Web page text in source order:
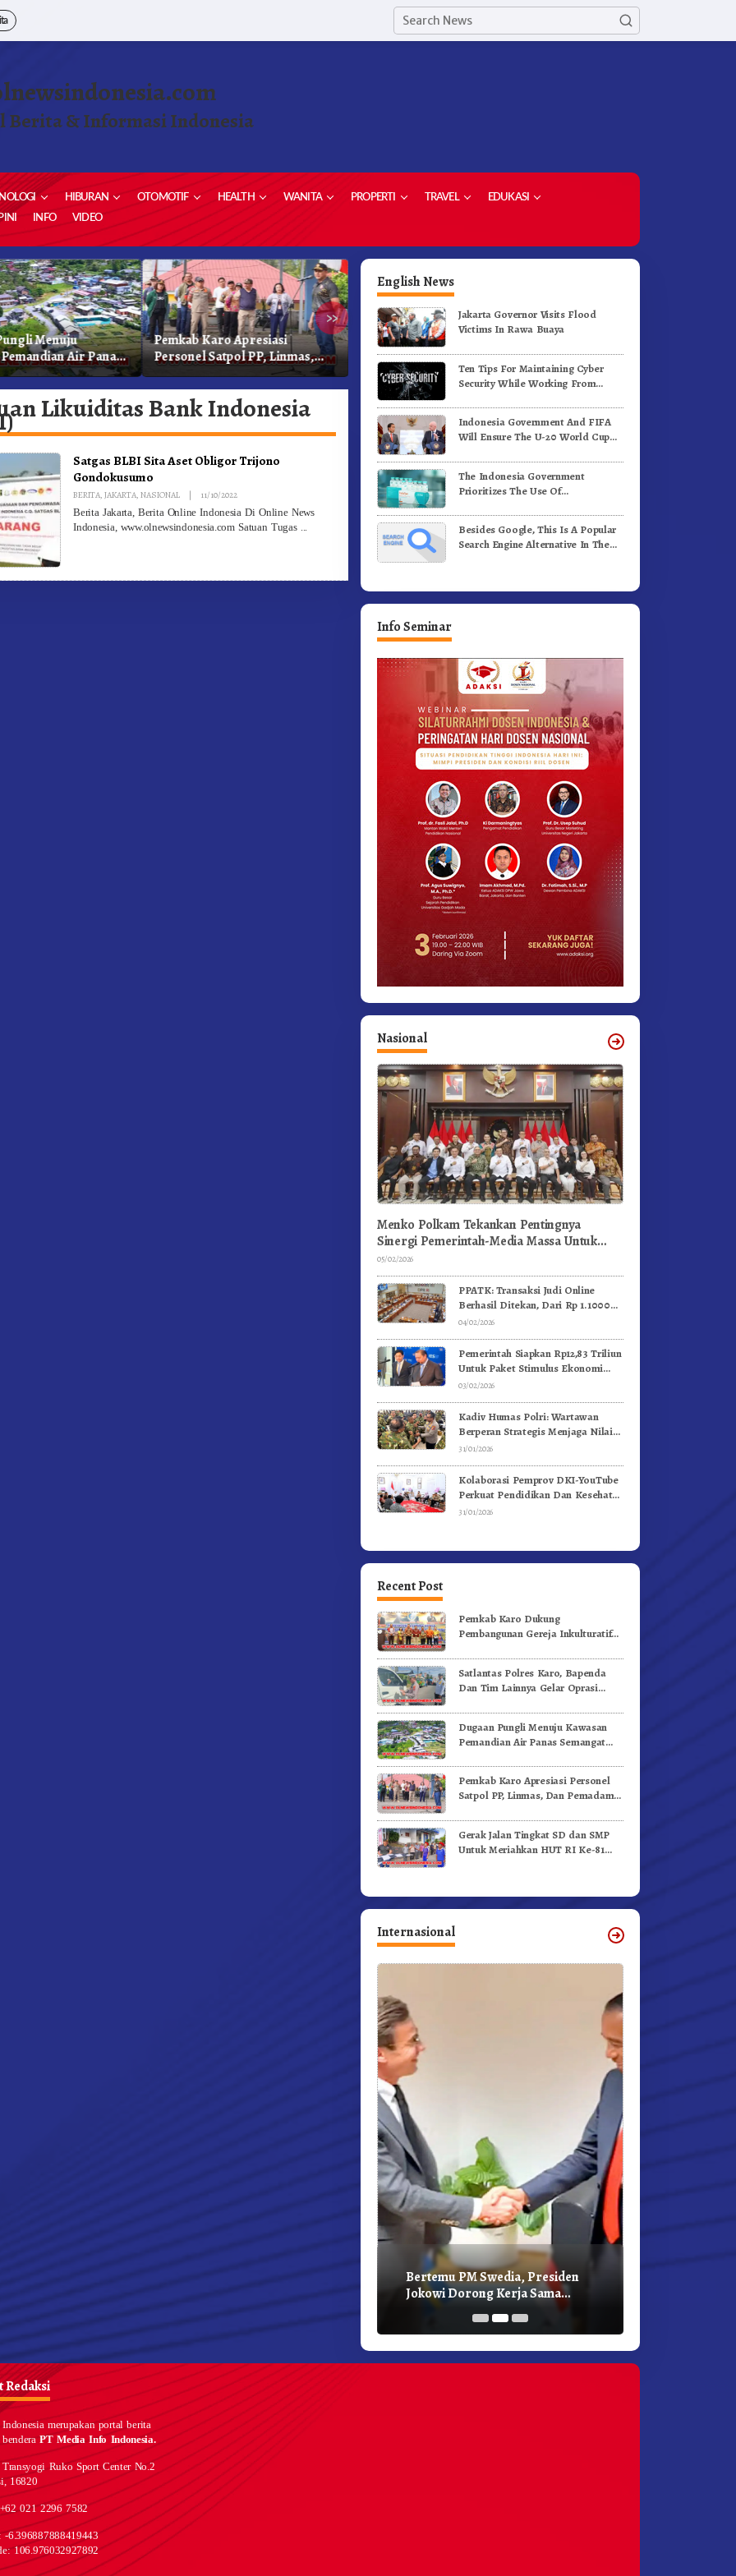
Berita & Informasi Indonesia
HIBURAN OTOMOTIF HEALTH WANITA PROPERTI TRAVEL
EDUKASI
INFO VIDEO
»
Menuju
Air Panas
Gunung – Doulu Foto
Pemkab Karo Apresiasi
Personel Satpol PP, Linmas,
Dan Pemadam Kebakaran
Gerak Jalan Tingkat SD dan
SMP Untuk Meriahkan HUT RI
Ke-81 Dibuka Sekda Karo
Karo Pimpin Laskar Biru
Bergerak.!
Likuiditas Bank Indonesia
Satgas BLBI Sita Aset Obligor Trijono
Gondokusumo
BERITA,JAKARTA,NASIONAL | 11/10/2022By
Berita Jakarta, Berita Online Indonesia Di Online News
Indonesia, www.olnewsindonesia.com Satuan Tugas
English News
Jakarta Governor Visits Flood
Victims In Rawa Buaya
Ten Tips For Maintaining Cyber
Security While Working From
Indonesia Government And FIFA
Will Ensure The U-20 World Cup
Standards
The Indonesia Government
Prioritizes The Use Of
Vaccines
Besides Google, This Is A Popular
Search Engine Alternative In The
Info Seminar
Nasional
Menko Polkam Tekankan Pentingnya
Sinergi Pemerintah-Media Massa Untuk
Jaga Stabilitas Bangsa
05/02/2026
PPATK: Transaksi Judi Online
Berhasil Ditekan, Dari Rp 1.1000
Triliun Menjadi Rp 268 Triliun
04/02/2026
Pemerintah Siapkan Rp12,83 Triliun
Untuk Paket Stimulus Ekonomi
Kuartal I-2026
03/02/2026
Kadiv Humas Polri: Wartawan
Berperan Strategis Menjaga Nilai
Kebangsaan, Demokrasi, dan NKRI
31/01/2026
Kolaborasi Pemprov DKI-YouTube
Perkuat Pendidikan Dan Kesehatan
Mental
31/01/2026
Recent Post
Pemkab Karo Dukung
Pembangunan Gereja Inkulturatif
Satlantas Polres Karo, Bapenda
Dan Tim Lainnya Gelar Oprasi
Dugaan Pungli Menuju Kawasan
Pemandian Air Panas Semangat
Videokan!
Pemkab Karo Apresiasi Personel
Satpol PP, Linmas, Dan Pemadam
Gerak Jalan Tingkat SD dan SMP
Untuk Meriahkan HUT RI Ke-81
Internasional
Bertemu PM Swedia, Presiden
Jokowi Dorong Kerja Sama
Pembangunan Hijau
Redaksi
Indonesia merupakan portal berita
benderaPT Media Info Indonesia.
Ruko Sport Center No.2
16820
021 2296 7582
-6.396887888419443
106.976032927892